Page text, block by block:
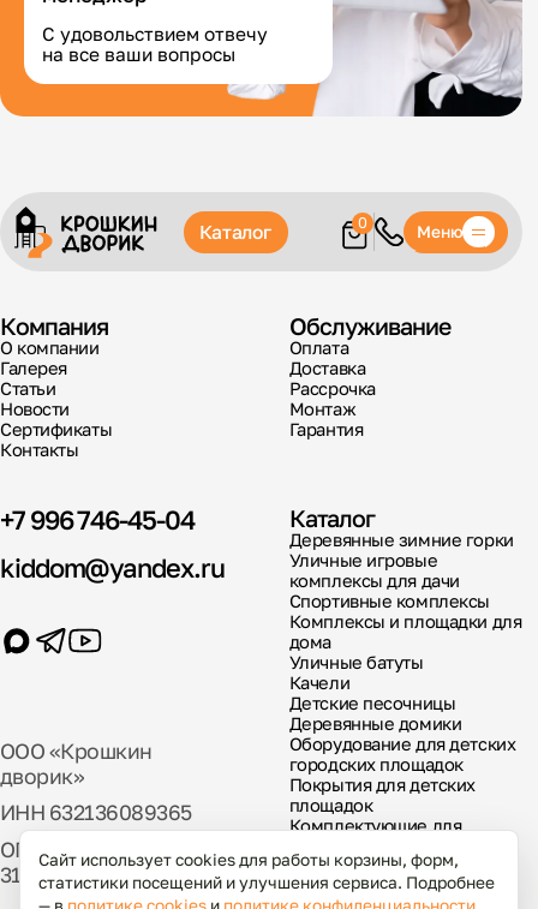
С удовольствием отвечу
на все ваши вопросы
Каталог 0 Меню
+7 996 746-45-04
kiddom@yandex.ru
ООО «Крошкин
дворик»
ИНН 632136089365
ОГРН
317631300029000
Компания
О компании
Галерея
Статьи
Новости
Сертификаты
Контакты
Обслуживание
Оплата
Доставка
Рассрочка
Монтаж
Гарантия
Каталог
Деревянные зимние горки
Уличные игровые
комплексы для дачи
Спортивные комплексы
Комплексы и площадки для
дома
Уличные батуты
Качели
Детские песочницы
Деревянные домики
Оборудование для детских
городских площадок
Покрытия для детских
площадок
Комплектующие для
Сайт использует cookies для работы корзины, форм,
статистики посещений и улучшения сервиса. Подробнее